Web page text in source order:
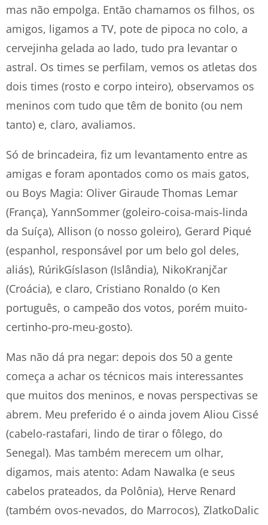
mas não empolga. Então chamamos os filhos, os
amigos, ligamos a TV, pote de pipoca no colo, a
cervejinha gelada ao lado, tudo pra levantar o
astral. Os times se perfilam, vemos os atletas dos
dois times (rosto e corpo inteiro), observamos os
meninos com tudo que têm de bonito (ou nem
tanto) e, claro, avaliamos.
Só de brincadeira, fiz um levantamento entre as
amigas e foram apontados como os mais gatos,
ou Boys Magia: Oliver Giraude Thomas Lemar
(França), YannSommer (goleiro-coisa-mais-linda
da Suíça), Allison (o nosso goleiro), Gerard Piqué
(espanhol, responsável por um belo gol deles,
aliás), RúrikGíslason (Islândia), NikoKranjčar
(Croácia), e claro, Cristiano Ronaldo (o Ken
português, o campeão dos votos, porém muito-
certinho-pro-meu-gosto).
Mas não dá pra negar: depois dos 50 a gente
começa a achar os técnicos mais interessantes
que muitos dos meninos, e novas perspectivas se
abrem. Meu preferido é o ainda jovem Aliou Cissé
(cabelo-rastafari, lindo de tirar o fôlego, do
Senegal). Mas também merecem um olhar,
digamos, mais atento: Adam Nawalka (e seus
cabelos prateados, da Polônia), Herve Renard
(também ovos-nevados, do Marrocos), ZlatkoDalic